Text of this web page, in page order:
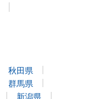
秋田県
群馬県
新潟県